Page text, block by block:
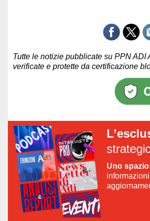
Tutte le notizie pubblicate su PPN
verificate e protette da certificazione
Uno